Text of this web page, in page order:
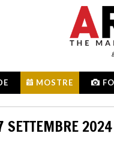
MOSTRE
SETTEMBRE